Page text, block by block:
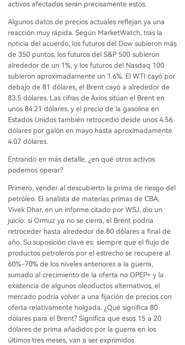
activos afectados serán precisamente estos.
Algunos datos de precios actuales reflejan ya una
reacción muy rápida. Según MarketWatch, tras la
noticia del acuerdo, los futuros del Dow subieron más
de 350 puntos, los futuros del S&P 500 subieron
alrededor de un 1%, y los futuros del Nasdaq 100
subieron aproximadamente un 1.6%. El WTI cayó por
debajo de 81 dólares, el Brent cayó a alrededor de
83.5 dólares. Las cifras de Axios sitúan el Brent en
unos 84.21 dólares, y el precio de la gasolina en
Estados Unidos también retrocedió desde unos 4.56
dólares por galón en mayo hasta aproximadamente
4.07 dólares.
Entrando en más detalle, ¿en qué otros activos
podemos operar?
Primero, vender al descubierto la prima de riesgo del
petróleo. El analista de materias primas de CBA,
Vivek Dhar, en un informe citado por WSJ, dio un
juicio: si Ormuz ya no se cierra, el Brent podría
retroceder hasta alrededor de 80 dólares a final de
año. Su suposición clave es: siempre que el flujo de
productos petroleros por el estrecho se recupere al
60%-70% de los niveles anteriores a la guerra,
sumado al crecimiento de la oferta no OPEP+ y la
existencia de algunos oleoductos alternativos, el
mercado podría volver a una fijación de precios con
oferta relativamente holgada. ¿Qué significa 80
dólares para el Brent? Significa que esos 15 a 20
dólares de prima añadidos por la guerra en los
últimos tres meses, van a ser exprimidos